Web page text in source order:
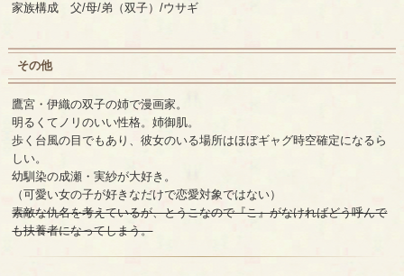
家族構成 父/母/弟（双子）/ウサギ
その他
鷹宮・伊織の双子の姉で漫画家。
明るくてノリのいい性格。姉御肌。
歩く台風の目でもあり、彼女のいる場所はほぼギャグ時空確定になるら
しい。
幼馴染の成瀬・実紗が大好き。
（可愛い女の子が好きなだけで恋愛対象ではない）
素敵な仇名を考えているが、とうこなので『こ』がなければどう呼んで
も扶養者になってしまう。